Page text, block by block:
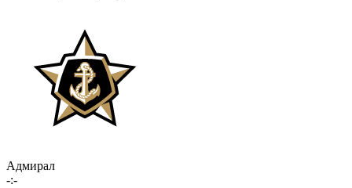
Адмирал
-:-